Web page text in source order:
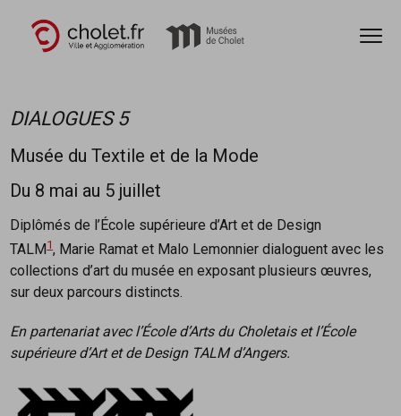
Accèder directement au contenu
Accèder directement au contenu
DIALOGUES 5
Musée du Textile et de la Mode
Du 8 mai au 5 juillet
Diplômés de l’École supérieure d’Art et de Design
TALM1, Marie Ramat et Malo Lemonnier dialoguent avec les
collections d’art du musée en exposant plusieurs œuvres,
sur deux parcours distincts.
En partenariat avec l’École d’Arts du Choletais et l’École
supérieure d’Art et de Design TALM d’Angers.